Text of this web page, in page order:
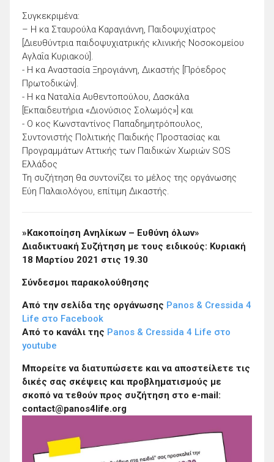
Συγκεκριμένα:
– Η κα Σταυρούλα Καραγιάννη, Παιδοψυχίατρος
[Διευθύντρια παιδοψυχιατρικής κλινικής Νοσοκομείου
Αγλαΐα Κυριακού].
- Η κα Αναστασία Ξηρογιάννη, Δικαστής [Πρόεδρος
Πρωτοδικών].
- Η κα Ναταλία Αυθεντοπούλου, Δασκάλα
[Εκπαιδευτήρια «Διονύσιος Σολωμός»] και
- Ο κος Κωνσταντίνος Παπαδημητρόπουλος,
Συντονιστής Πολιτικής Παιδικής Προστασίας και
Προγραμμάτων Αττικής των Παιδικών Χωριών SOS
Ελλάδος
Τη συζήτηση θα συντονίζει το μέλος της οργάνωσης
Εύη Παλαιολόγου, επίτιμη Δικαστής.
»Κακοποίηση Ανηλίκων – Ευθύνη όλων»
Διαδικτυακή Συζήτηση με τους ειδικούς: Κυριακή
18 Μαρτίου 2021 στις 19.30
Σύνδεσμοι παρακολούθησης
Από την σελίδα της οργάνωσης Panos & Cressida 4
Life στο Facebook
Από το κανάλι της Panos & Cressida 4 Life στο
youtube
Mπορείτε να διατυπώσετε και να αποστείλετε τις
δικές σας σκέψεις και προβληματισμούς με
σκοπό να τεθούν προς συζήτηση στο e-mail:
contact@panos4life.org